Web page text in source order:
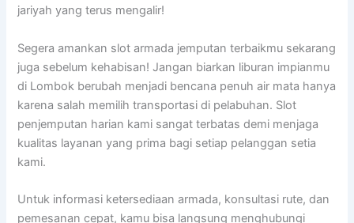
jariyah yang terus mengalir!
Segera amankan slot armada jemputan terbaikmu sekarang
juga sebelum kehabisan! Jangan biarkan liburan impianmu
di Lombok berubah menjadi bencana penuh air mata hanya
karena salah memilih transportasi di pelabuhan. Slot
penjemputan harian kami sangat terbatas demi menjaga
kualitas layanan yang prima bagi setiap pelanggan setia
kami.
Untuk informasi ketersediaan armada, konsultasi rute, dan
pemesanan cepat, kamu bisa langsung menghubungi